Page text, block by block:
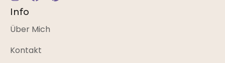
Info
Über Mich
Kontakt